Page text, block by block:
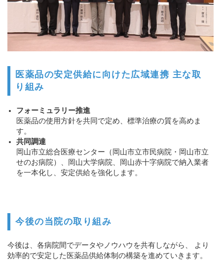
医薬品の安定供給に向けた広域連携 主な取
り組み
フォーミュラリー推進
医薬品の使用方針を共同で定め、標準治療の質を高めま
す。
共同調達
岡山市立総合医療センター（岡山市立市民病院・岡山市立
せのお病院）、岡山大学病院、岡山赤十字病院で納入業者
を一本化し、安定供給を強化します。
今後の当院の取り組み
今後は、各病院間でデータやノウハウを共有しながら、 より
効率的で安定した医薬品供給体制の構築を進めていきます。